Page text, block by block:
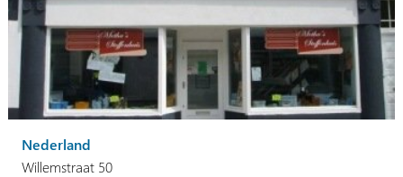
Nederland
Willemstraat 50